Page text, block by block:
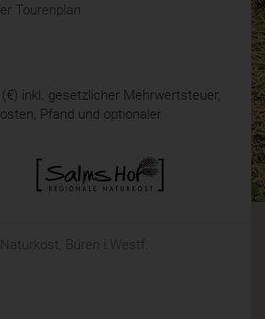
Tourenplan
inkl. gesetzlicher Mehrwertsteuer,
Pfand und optionaler
Büren i.Westf.